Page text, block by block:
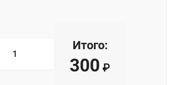
Итого:
300 ₽